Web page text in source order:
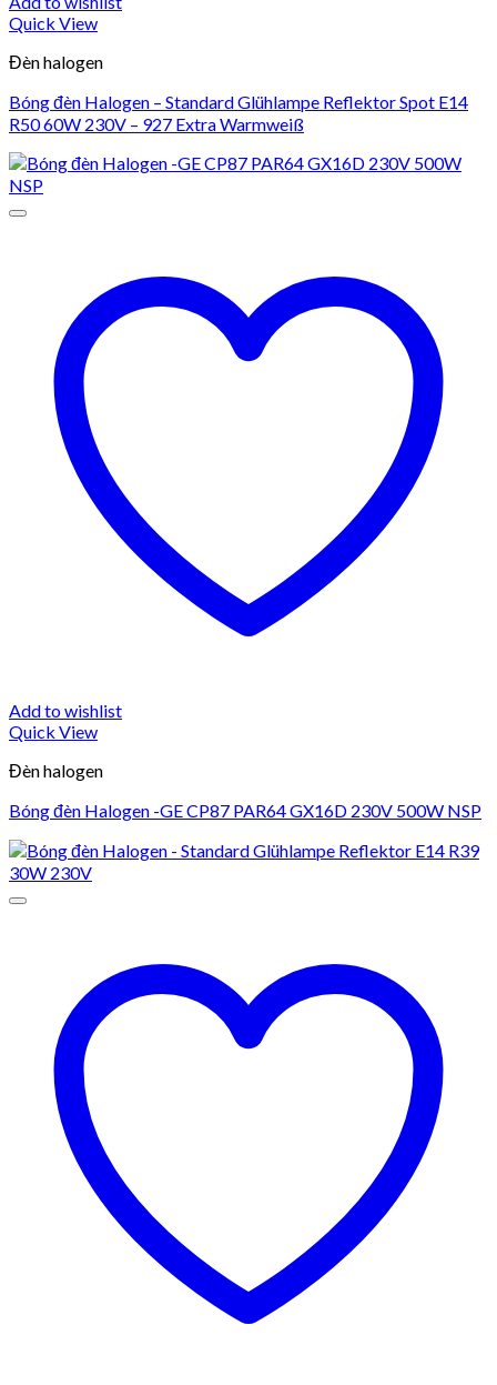
Quick View
Đèn halogen
Bóng đèn Halogen – Standard Glühlampe Reflektor Spot E14
R50 60W 230V – 927 Extra Warmweiß
Add to wishlist
Quick View
Đèn halogen
Bóng đèn Halogen -GE CP87 PAR64 GX16D 230V 500W NSP